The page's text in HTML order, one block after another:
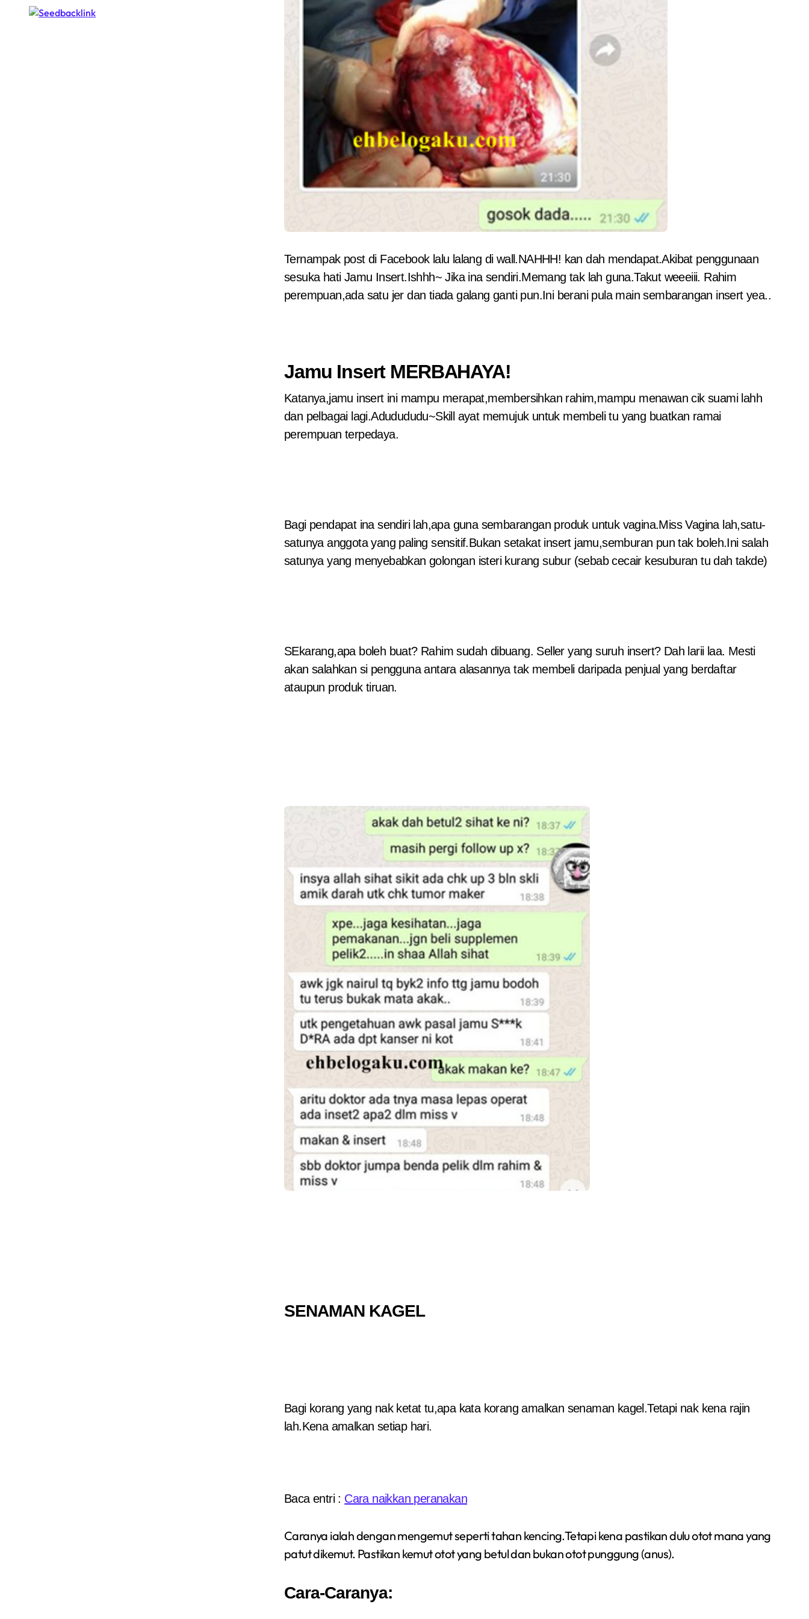
Ternampak post di Facebook lalu lalang di wall.NAHHH! kan dah mendapat.Akibat penggunaan
sesuka hati Jamu Insert.Ishhh~ Jika ina sendiri.Memang tak lah guna.Takut weeeiii. Rahim
perempuan,ada satu jer dan tiada galang ganti pun.Ini berani pula main sembarangan insert yea..
Jamu Insert MERBAHAYA!
Katanya,jamu insert ini mampu merapat,membersihkan rahim,mampu menawan cik suami lahh
dan pelbagai lagi.Adudududu~Skill ayat memujuk untuk membeli tu yang buatkan ramai
perempuan terpedaya.
Bagi pendapat ina sendiri lah,apa guna sembarangan produk untuk vagina.Miss Vagina lah,satu-
satunya anggota yang paling sensitif.Bukan setakat insert jamu,semburan pun tak boleh.Ini salah
satunya yang menyebabkan golongan isteri kurang subur (sebab cecair kesuburan tu dah takde)
SEkarang,apa boleh buat? Rahim sudah dibuang. Seller yang suruh insert? Dah larii laa. Mesti
akan salahkan si pengguna antara alasannya tak membeli daripada penjual yang berdaftar
ataupun produk tiruan.
SENAMAN KAGEL
Bagi korang yang nak ketat tu,apa kata korang amalkan senaman kagel.Tetapi nak kena rajin
lah.Kena amalkan setiap hari.
Baca entri : Cara naikkan peranakan
Caranya ialah dengan mengemut seperti tahan kencing.Tetapi kena pastikan dulu otot mana yang
patut dikemut. Pastikan kemut otot yang betul dan bukan otot punggung (anus).
Cara-Caranya: